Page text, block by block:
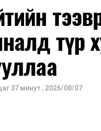
түр
37 минут , 2026/08/07